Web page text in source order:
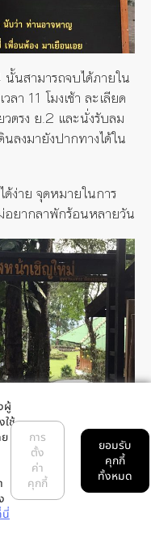
นั้นสามารถจบได้ภายใน
ลา 11 โมงเช้า ละเลียด
ตรง ย.2 และนั่งรับลม
ลงมายังปากทางได้ใน
ด้ง่าย จุดหมายในการ
อยากลาพักร้อนหลายวัน
ผู้
ช้
นี่
การ
ตั้ง
ค่า
คุกกี้
ยอมรับ
คุกกี้
ทั้งหมด